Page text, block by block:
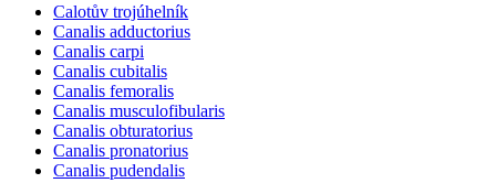
Calotův trojúhelník
Canalis adductorius
Canalis carpi
Canalis cubitalis
Canalis femoralis
Canalis musculofibularis
Canalis obturatorius
Canalis pronatorius
Canalis pudendalis